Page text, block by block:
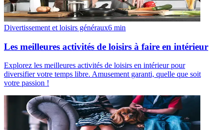
Divertissement et loisirs généraux6 min
Les meilleures activités de loisirs à faire en intérieur
Explorez les meilleures activités de loisirs en intérieur pour
diversifier votre temps libre. Amusement garanti, quelle que soit
votre passion !